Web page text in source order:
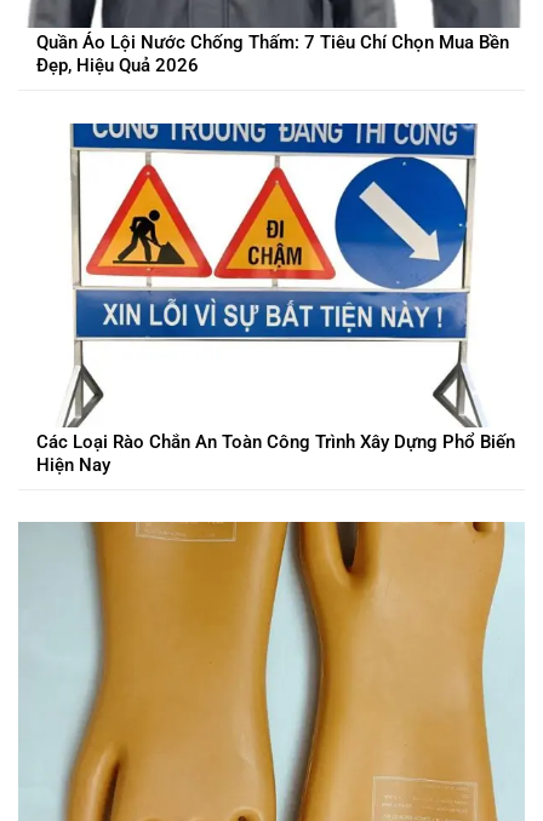
Quần Áo Lội Nước Chống Thấm: 7 Tiêu Chí Chọn Mua Bền
Đẹp, Hiệu Quả 2026
Các Loại Rào Chắn An Toàn Công Trình Xây Dựng Phổ Biến
Hiện Nay